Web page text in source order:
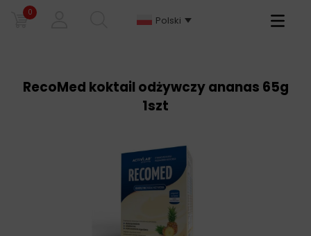
0
Polski
Primary
RecoMed koktail odżywczy ananas 65g
1szt